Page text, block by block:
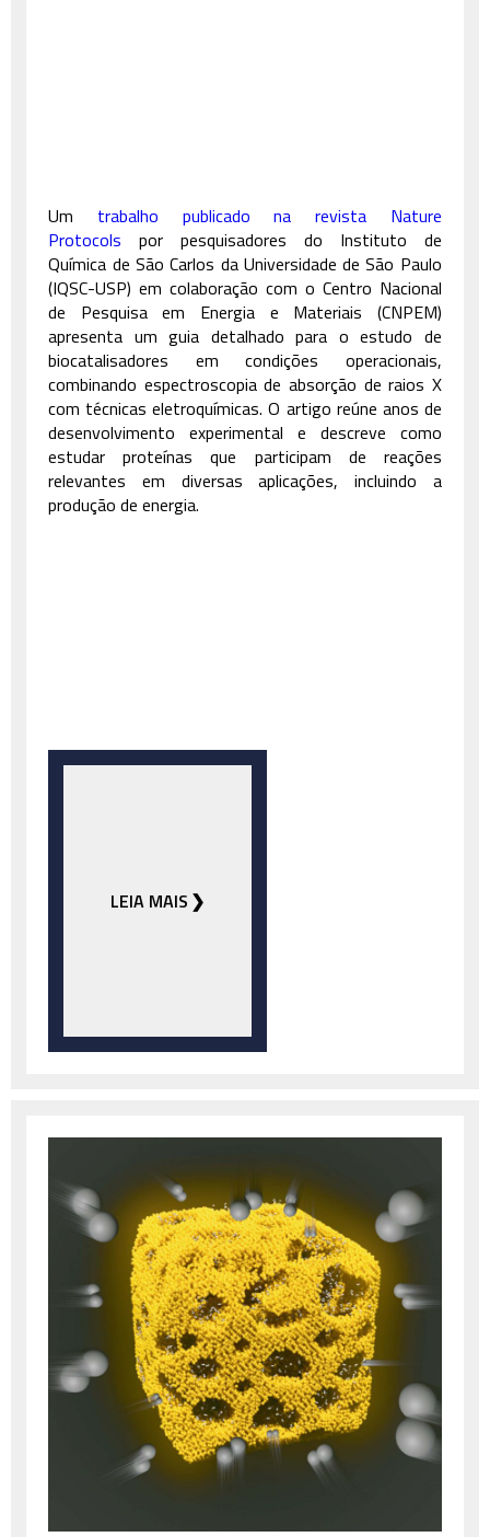
Um trabalho publicado na revista Nature
Protocols por pesquisadores do Instituto de
Química de São Carlos da Universidade de São Paulo
(IQSC-USP) em colaboração com o Centro Nacional
de Pesquisa em Energia e Materiais (CNPEM)
apresenta um guia detalhado para o estudo de
biocatalisadores em condições operacionais,
combinando espectroscopia de absorção de raios X
com técnicas eletroquímicas. O artigo reúne anos de
desenvolvimento experimental e descreve como
estudar proteínas que participam de reações
relevantes em diversas aplicações, incluindo a
produção de energia.
LEIA MAIS